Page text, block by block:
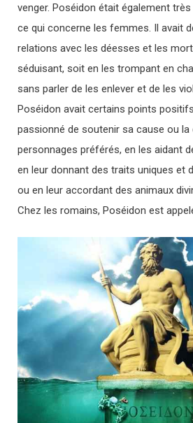
venger. Poséidon était également
ce qui concerne les femmes. Il avait
relations avec les déesses et les
séduisant, soit en les trompant en
sans parler de les enlever et de les
Poséidon avait certains points
passionné de soutenir sa cause ou la
personnages préférés, en les aidant
en leur donnant des traits uniques et
ou en leur accordant des animaux
Chez les romains, Poséidon est